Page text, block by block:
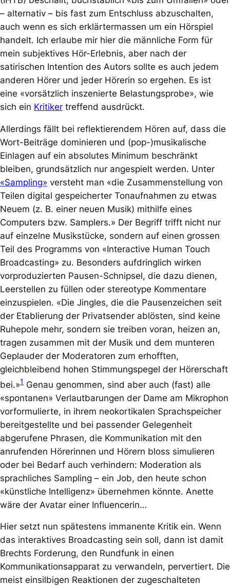
– alternativ – bis fast zum Entschluss abzuschalten,
auch wenn es sich erklärtermassen um ein Hörspiel
handelt. Ich erlaube mir hier die männliche Form für
mein subjektives Hör-Erlebnis, aber nach der
satirischen Intention des Autors sollte es auch jedem
anderen Hörer und jeder Hörerin so ergehen. Es ist
eine «vorsätzlich inszenierte Belastungsprobe», wie
sich ein Kritiker treffend ausdrückt.
Allerdings fällt bei reflektierendem Hören auf, dass die
Wort-Beiträge dominieren und (pop-)musikalische
Einlagen auf ein absolutes Minimum beschränkt
bleiben, grundsätzlich nur angespielt werden. Unter
«Sampling» versteht man «die Zusammenstellung von
Teilen digital gespeicherter Tonaufnahmen zu etwas
Neuem (z. B. einer neuen Musik) mithilfe eines
Computers bzw. Samplers.» Der Begriff trifft nicht nur
auf einzelne Musikstücke, sondern auf einen grossen
Teil des Programms von «Interactive Human Touch
Broadcasting» zu. Besonders aufdringlich wirken
vorproduzierten Pausen-Schnipsel, die dazu dienen,
Leerstellen zu füllen oder stereotype Kommentare
einzuspielen. «Die Jingles, die die Pausenzeichen seit
der Etablierung der Privatsender ablösten, sind keine
Ruhepole mehr, sondern sie treiben voran, heizen an,
tragen zusammen mit der Musik und dem munteren
Geplauder der Moderatoren zum erhofften,
gleichbleibend hohen Stimmungspegel der Hörerschaft
bei.»1 Genau genommen, sind aber auch (fast) alle
«spontanen» Verlautbarungen der Dame am Mikrophon
vorformulierte, in ihrem neokortikalen Sprachspeicher
bereitgestellte und bei passender Gelegenheit
abgerufene Phrasen, die Kommunikation mit den
anrufenden Hörerinnen und Hörern bloss simulieren
oder bei Bedarf auch verhindern: Moderation als
sprachliches Sampling – ein Job, den heute schon
«künstliche Intelligenz» übernehmen könnte. Anette
wäre der Avatar einer Influencerin…
Hier setzt nun spätestens immanente Kritik ein. Wenn
das interaktives Broadcasting sein soll, dann ist damit
Brechts Forderung, den Rundfunk in einen
Kommunikationsapparat zu verwandeln, pervertiert. Die
meist einsilbigen Reaktionen der zugeschalteten